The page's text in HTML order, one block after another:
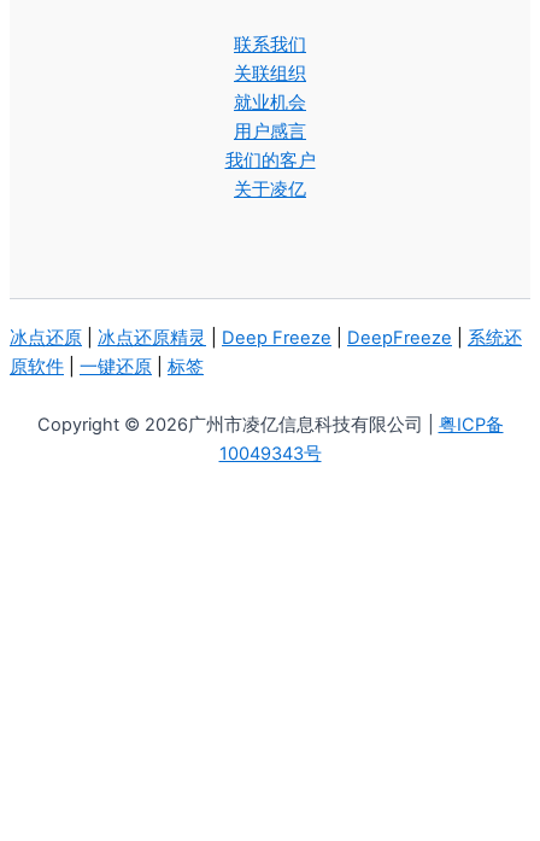
联系我们
关联组织
就业机会
用户感言
我们的客户
关于凌亿
冰点还原 冰点还原精灵 Deep Freeze DeepFreeze
系统还
原软件
一键还原 标签
Copyright © 2026广州市凌亿信息科技有限公司 | 粤ICP备
10049343号